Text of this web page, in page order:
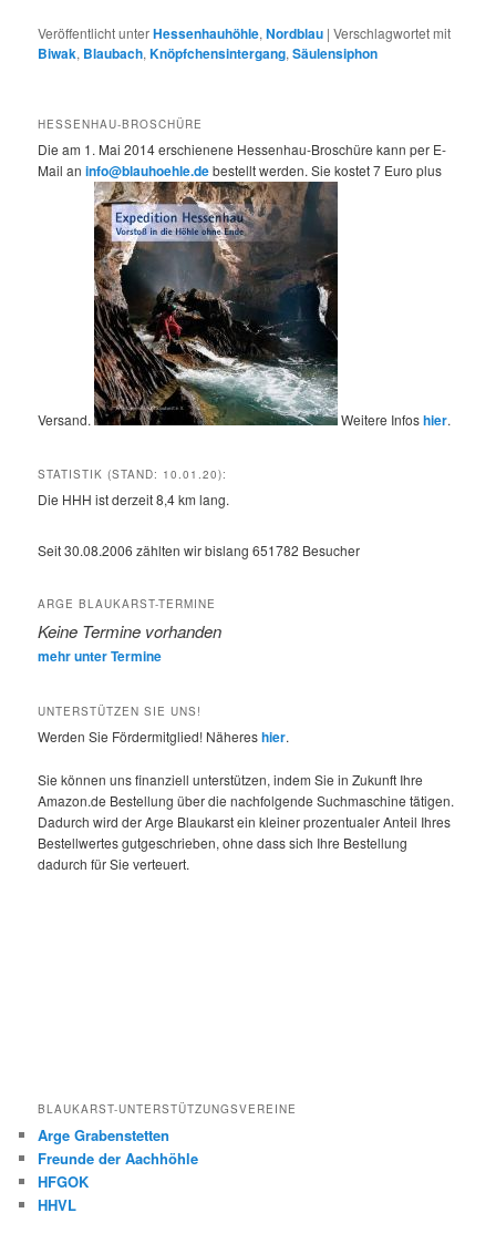
Veröffentlicht unterHessenhauhöhle,Nordblau |Verschlagwortet mit
Biwak, Blaubach,Knöpfchensintergang,Säulensiphon
HESSENHAU-BROSCHÜRE
Die am 1. Mai 2014 erschienene Hessenhau-Broschüre kann per E-
Mail aninfo@blauhoehle.debestellt werden. Sie kostet 7 Euro plus
Versand. Weitere Infoshier.
STATISTIK (STAND: 10.01.20):
Die HHH ist derzeit 8,4 km lang.
Seit 30.08.2006 zählten wir bislang651782 Besucher
ARGE BLAUKARST-TERMINE
Keine Termine vorhanden
mehr unter Termine
UNTERSTÜTZEN SIE UNS!
Werden Sie Fördermitglied! Nähereshier.
Sie können uns finanziell unterstützen, indem Sie in Zukunft Ihre
Amazon.de Bestellung über die nachfolgende Suchmaschine tätigen.
Dadurch wird der Arge Blaukarst ein kleiner prozentualer Anteil Ihres
Bestellwertes gutgeschrieben, ohne dass sich Ihre Bestellung
dadurch für Sie verteuert.
BLAUKARST-UNTERSTÜTZUNGSVEREINE
Arge Grabenstetten
Freunde der Aachhöhle
HFGOK
HHVL